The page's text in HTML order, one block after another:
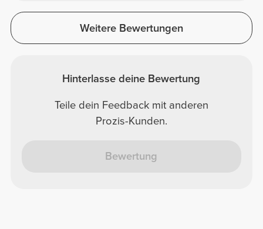
Weitere Bewertungen
Hinterlasse deine Bewertung
Teile dein Feedback mit anderen
Prozis-Kunden.
Bewertung